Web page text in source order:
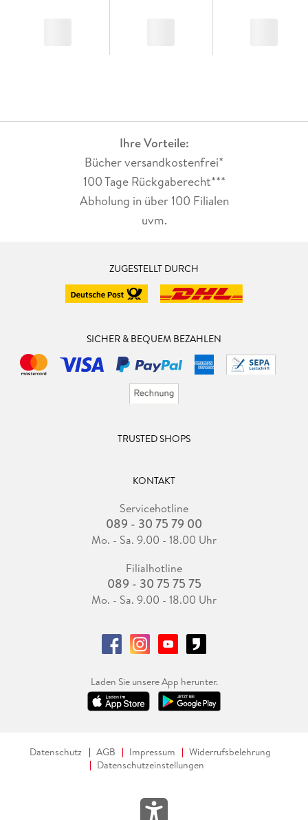
Ihre Vorteile:
Bücher versandkostenfrei*
100 Tage Rückgaberecht***
Abholung in über 100 Filialen
uvm.
ZUGESTELLT DURCH
SICHER & BEQUEM BEZAHLEN
TRUSTED SHOPS
KONTAKT
Servicehotline
089 - 30 75 79 00
Mo. - Sa. 9.00 - 18.00 Uhr
Filialhotline
089 - 30 75 75 75
Mo. - Sa. 9.00 - 18.00 Uhr
Laden Sie unsere App herunter.
Datenschutz AGB Impressum
Widerrufsbelehrung
Datenschutzeinstellungen